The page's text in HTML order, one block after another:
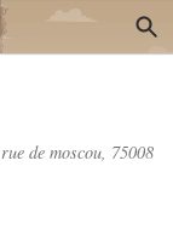
rue de moscou, 75008